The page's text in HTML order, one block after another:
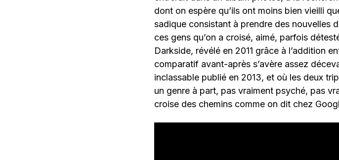
dont on espère qu’ils ont moins bien vieilli
sadique consistant à prendre des nouvelles
ces gens qu’on a croisé, aimé, parfois
Darkside, révélé en 2011 grâce à l’addition
comparatif avant-après s’avère assez
inclassable publié en 2013, et où les deux
un genre à part, pas vraiment psyché, pas
croise des chemins comme on dit chez